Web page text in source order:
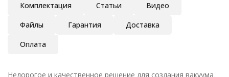
Комплектация
Статьи
Видео
Файлы
Гарантия
Доставка
Оплата
Недорогое и качественное решение для создания вакуума